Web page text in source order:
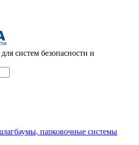
систем безопасности и
парковочные системы